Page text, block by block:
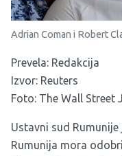
Adrian Coman i Robert
Prevela: Redakcija
Izvor: Reuters
Foto: The Wall Street
Ustavni sud
Rumunija mora